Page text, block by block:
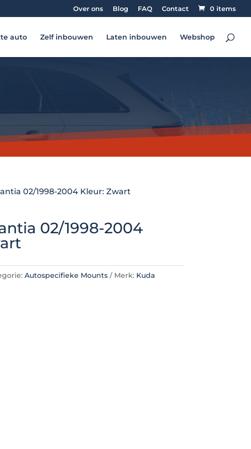
Over ons Blog FAQ Contact 0 items
auto Zelf inbouwen Laten inbouwen Webshop
02/1998-2004 Kleur: Zwart
02/1998-2004
Autospecifieke Mounts Merk: Kuda